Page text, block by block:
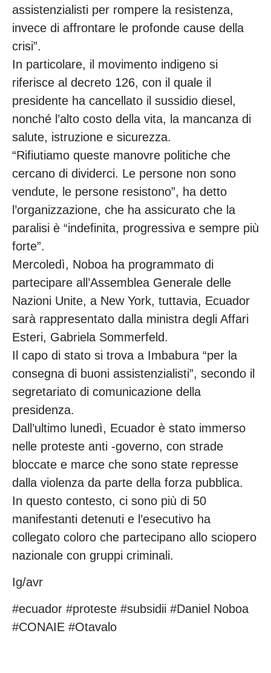
assistenzialisti per rompere la resistenza,
invece di affrontare le profonde cause della
crisi”.
In particolare, il movimento indigeno si
riferisce al decreto 126, con il quale il
presidente ha cancellato il sussidio diesel,
nonché l’alto costo della vita, la mancanza di
salute, istruzione e sicurezza.
“Rifiutiamo queste manovre politiche che
cercano di dividerci. Le persone non sono
vendute, le persone resistono”, ha detto
l’organizzazione, che ha assicurato che la
paralisi è “indefinita, progressiva e sempre più
forte”.
Mercoledì, Noboa ha programmato di
partecipare all’Assemblea Generale delle
Nazioni Unite, a New York, tuttavia, Ecuador
sarà rappresentato dalla ministra degli Affari
Esteri, Gabriela Sommerfeld.
Il capo di stato si trova a Imbabura “per la
consegna di buoni assistenzialisti”, secondo il
segretariato di comunicazione della
presidenza.
Dall’ultimo lunedì, Ecuador è stato immerso
nelle proteste anti -governo, con strade
bloccate e marce che sono state represse
dalla violenza da parte della forza pubblica.
In questo contesto, ci sono più di 50
manifestanti detenuti e l’esecutivo ha
collegato coloro che partecipano allo sciopero
nazionale con gruppi criminali.
Ig/avr
#ecuador #proteste #subsidii #Daniel Noboa
#CONAIE #Otavalo